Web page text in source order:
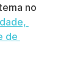
no
de